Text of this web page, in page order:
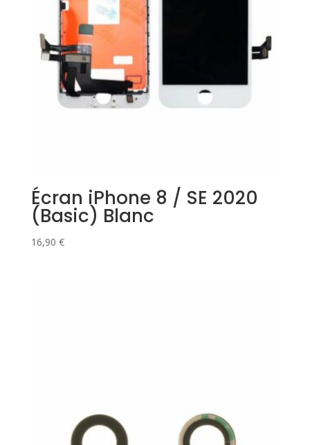
Écran iPhone 8 / SE 2020
(Basic) Blanc
16,90 €